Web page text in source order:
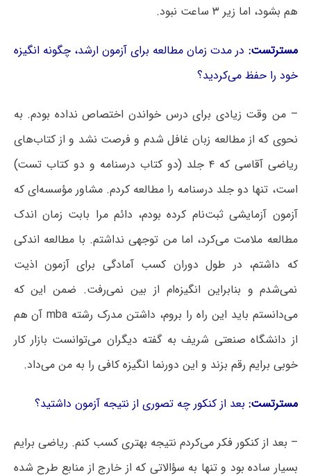
هم بشود، اما زیر ۳ ساعت نبود.
مسترتست: در مدت زمان مطالعه برای آزمون ارشد، چگونه انگیزه
خود را حفظ می‌کردید؟
– من وقت زیادی برای درس خواندن اختصاص نداده بودم. به
نحوی که از مطالعه زبان غافل شدم و فرصت نشد و از کتاب‌های
ریاضی آقاسی که ۴ جلد (دو کتاب درسنامه و دو کتاب تست)
است، تنها دو جلد درسنامه را مطالعه کردم. مشاور مؤسسه‌ای که
آزمون آزمایشی ثبت‌نام کرده بودم، دائم مرا بابت زمان اندک
مطالعه ملامت می‌کرد، اما من توجهی نداشتم. با مطالعه اندکی
که داشتم، در طول دوران کسب آمادگی برای آزمون اذیت
نمی‌شدم و بنابراین انگیزه‌ام از بین نمی‌رفت. ضمن این که
می‌دانستم باید این راه را بروم، داشتن مدرک رشته mba آن هم
از دانشگاه صنعتی شریف به گفته دیگران می‌توانست بازار کار
خوبی برایم رقم بزند و این دورنما انگیزه کافی را به من می‌داد.
مسترتست: بعد از کنکور چه تصوری از نتیجه آزمون داشتید؟
– بعد از کنکور فکر می‌کردم نتیجه بهتری کسب کنم. ریاضی برایم
بسیار ساده بود و تنها به سؤالاتی که از خارج از منابع طرح شده